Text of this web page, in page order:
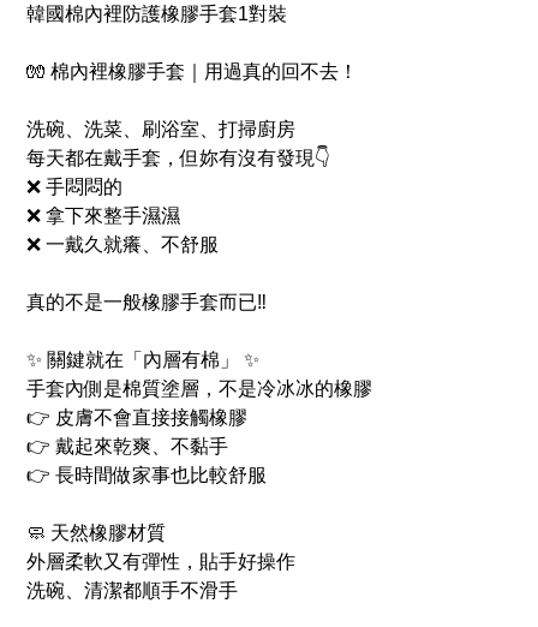
韓國棉內裡防護橡膠手套1對裝
🧤 棉內裡橡膠手套｜用過真的回不去！
洗碗、洗菜、刷浴室、打掃廚房
每天都在戴手套，但妳有沒有發現👇
❌ 手悶悶的
❌ 拿下來整手濕濕
❌ 一戴久就癢、不舒服
真的不是一般橡膠手套而已‼️
✨ 關鍵就在「內層有棉」 ✨
手套內側是棉質塗層，不是冷冰冰的橡膠
👉 皮膚不會直接接觸橡膠
👉 戴起來乾爽、不黏手
👉 長時間做家事也比較舒服
🧼 天然橡膠材質
外層柔軟又有彈性，貼手好操作
洗碗、清潔都順手不滑手